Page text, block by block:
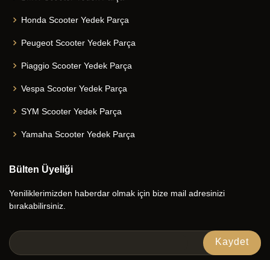
Honda Scooter Yedek Parça
Peugeot Scooter Yedek Parça
Piaggio Scooter Yedek Parça
Vespa Scooter Yedek Parça
SYM Scooter Yedek Parça
Yamaha Scooter Yedek Parça
Bülten Üyeliği
Yeniliklerimizden haberdar olmak için bize mail adresinizi
bırakabilirsiniz.